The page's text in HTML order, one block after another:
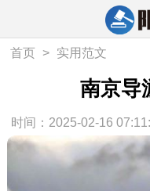
首页 > 实用范文
南京导
时间：2025-02-16